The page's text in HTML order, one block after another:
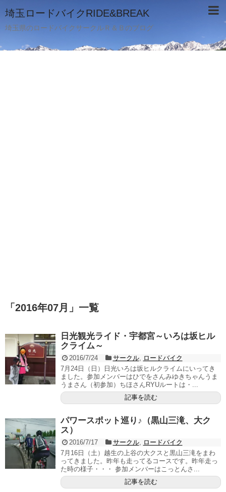
埼玉ロードバイクRIDE&BREAK
埼玉県のロードバイクサークルＲ＆Ｂのブログ
「 2016年07月 」 一覧
日光観光ライド・宇都宮～いろは坂ヒル
クライム～
2016/7/24 サークル,
ロードバイク
7月24日（日）日光いろは坂ヒルクライムにいってき
ました。参加メンバーはひでをさんみゆきちゃんうま
うまさん（初参加）ちほさんRYUルートは・...
記事を読む
パワースポット巡り♪（黒山三滝、大ク
ス）
2016/7/17 サークル,
ロードバイク
7月16日（土）越生の上谷の大クスと黒山三滝をまわ
ってきました。昨年も走ってるコースです。昨年走っ
た時の様子・・・ 参加メンバーはこっとんさ...
記事を読む